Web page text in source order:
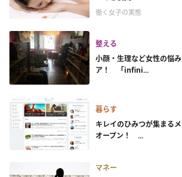
働く女子の実態
整える
小顔・生理など女性の悩
ア！ 「infini...
暮らす
キレイのひみつが集まる
オープン！ ...
マネー